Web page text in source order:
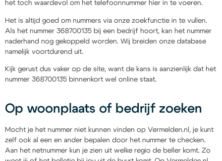
het toch waardevol om het telefoonnummer hier in te voeren.
Het is altijd goed om nummers via onze zoekfunctie in te vullen.
Als het nummer 368700135 bij een bedrijf hoort, kan het nummer
naderhand nog gekoppeld worden. Wij breiden onze database
namelijk voortdurend uit.
Kijk gerust dus vaker op de site, want de kans is aanzienlijk dat het
nummer 368700135 binnenkort wel online staat.
Op woonplaats of bedrijf zoeken
Mocht je het nummer niet kunnen vinden op Vermelden.nl, je kunt
zelf ook al een en ander bepalen door het nummer te checken.
Aan het netnummer kun je zien uit welke regio de beller komt. Zo